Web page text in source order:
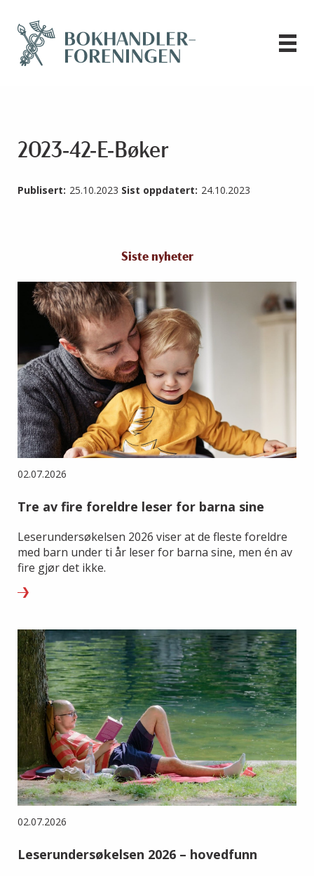
2023-42-E-Bøker
Publisert: 25.10.2023 Sist oppdatert: 24.10.2023
Siste nyheter
02.07.2026
Tre av fire foreldre leser for barna sine
Leserundersøkelsen 2026 viser at de fleste foreldre
med barn under ti år leser for barna sine, men én av
fire gjør det ikke.
02.07.2026
Leserundersøkelsen 2026 – hovedfunn